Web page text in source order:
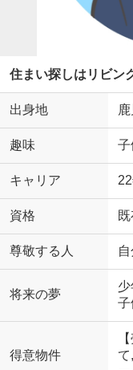
住まい探しはリビン
出身地
趣味 子
キャリア
資格
尊敬する人
将来の夢
子
得意物件